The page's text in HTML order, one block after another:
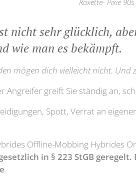
Roxette- Pixie
nicht sehr glücklich,
wie man es bekämpft.
mögen dich vielleicht nicht.
Angreifer greift Sie ständig an,
Spott, Verrat an
Offline-Mobbing Hybrides
in § 223 StGB geregelt.
.